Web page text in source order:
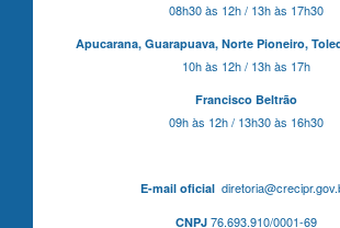
08h30 às 12h / 13h às 17h30
Apucarana, Guarapuava, Norte Pioneiro,
10h às 12h / 13h às 17h
Francisco Beltrão
09h às 12h / 13h30 às 16h30
E-mail oficial
CNPJ76.693.910/0001-69